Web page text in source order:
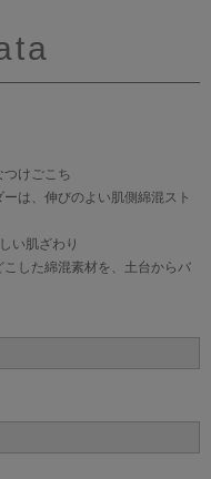
けごこち
は、伸びのよい肌側綿混スト
い肌ざわり
した綿混素材を、土台からバ